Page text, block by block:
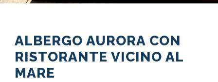
ALBERGO AURORA CON
RISTORANTE VICINO AL
MARE